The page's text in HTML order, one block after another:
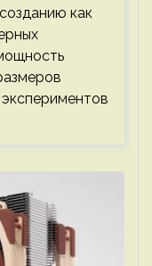
как